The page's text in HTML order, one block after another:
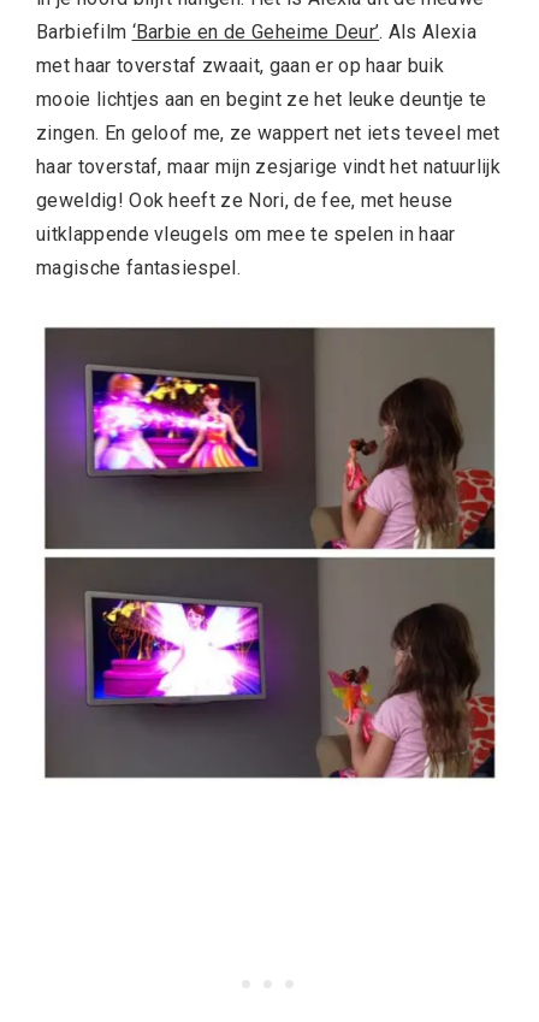
Barbiefilm ‘Barbie en de Geheime Deur’. Als Alexia
met haar toverstaf zwaait, gaan er op haar buik
mooie lichtjes aan en begint ze het leuke deuntje te
zingen. En geloof me, ze wappert net iets teveel met
haar toverstaf, maar mijn zesjarige vindt het natuurlijk
geweldig! Ook heeft ze Nori, de fee, met heuse
uitklappende vleugels om mee te spelen in haar
magische fantasiespel.